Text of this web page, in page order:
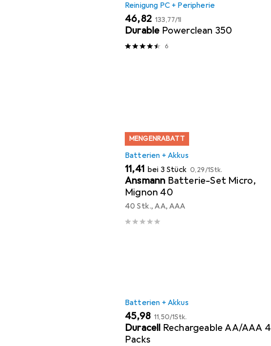
Reinigung PC + Peripherie
EUR
46,82 EUR
133,77/1l
Durable Powerclean 350
6
MENGENRABATT
Batterien + Akkus
EUR
11,41 bei 3 Stück EUR
0,29/1Stk.
Ansmann Batterie-Set Micro,
Mignon 40
40 Stk., AA, AAA
Batterien + Akkus
EUR
45,98 EUR
11,50/1Stk.
Duracell Rechargeable AA/AAA 4
Packs